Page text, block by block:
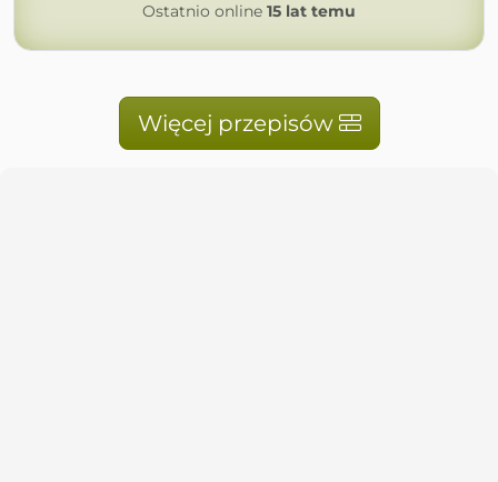
Ostatnio online 15 lat temu
Więcej przepisów